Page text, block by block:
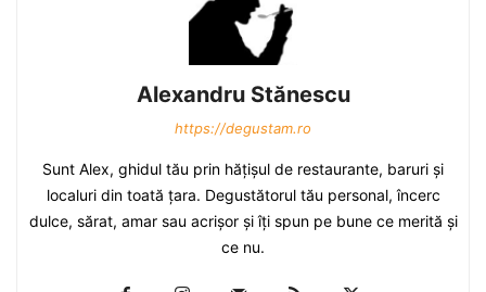
Alexandru Stănescu
https://degustam.ro
Sunt Alex, ghidul tău prin hăţişul de restaurante, baruri şi
localuri din toată ţara. Degustătorul tău personal, încerc
dulce, sărat, amar sau acrişor şi îţi spun pe bune ce merită şi
ce nu.